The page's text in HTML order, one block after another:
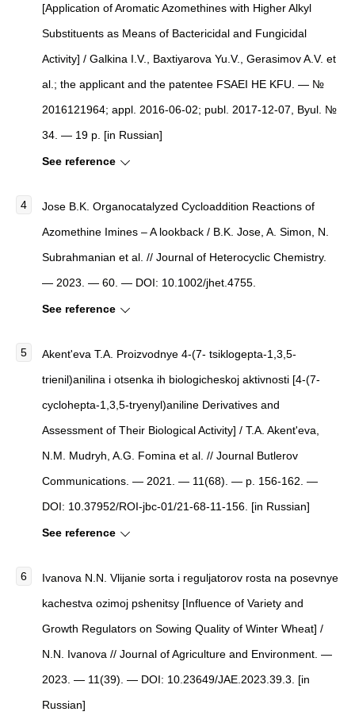
[Application of Aromatic Azomethines with Higher Alkyl
Substituents as Means of Bactericidal and Fungicidal
Activity] / Galkina I.V., Baxtiyarova Yu.V., Gerasimov A.V. et
al.; the applicant and the patentee FSAEI HE KFU. — №
2016121964; appl. 2016-06-02; publ. 2017-12-07, Byul. №
34. — 19 p. [in Russian]
See reference
Jose B.K. Organocatalyzed Cycloaddition Reactions of
Azomethine Imines – A lookback / B.K. Jose, A. Simon, N.
Subrahmanian et al. // Journal of Heterocyclic Chemistry.
— 2023. — 60. — DOI: 10.1002/jhet.4755.
See reference
Akent'eva T.A. Proizvodnye 4-(7- tsiklogepta-1,3,5-
trienil)anilina i otsenka ih biologicheskoj aktivnosti [4-(7-
cyclohepta-1,3,5-tryenyl)aniline Derivatives and
Assessment of Their Biological Activity] / T.A. Akent'eva,
N.M. Mudryh, A.G. Fomina et al. // Journal Butlerov
Communications. — 2021. — 11(68). — p. 156-162. —
DOI: 10.37952/ROI-jbc-01/21-68-11-156. [in Russian]
See reference
Ivanova N.N. Vlijanie sorta i reguljatorov rosta na posevnye
kachestva ozimoj pshenitsy [Influence of Variety and
Growth Regulators on Sowing Quality of Winter Wheat] /
N.N. Ivanova // Journal of Agriculture and Environment. —
2023. — 11(39). — DOI: 10.23649/JAE.2023.39.3. [in
Russian]